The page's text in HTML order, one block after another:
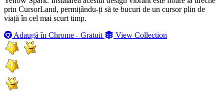
prin CursorLand, permițându-ți să te bucuri de un cursor plin de
viață în cel mai scurt timp.
Adaugă în Chrome - Gratuit
View Collection